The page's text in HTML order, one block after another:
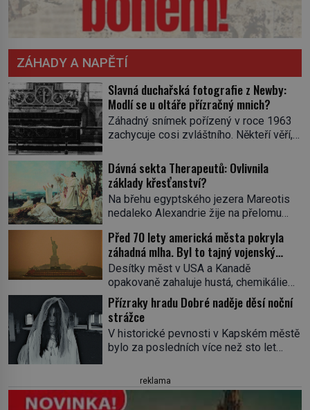
ZÁHADY A NAPĚTÍ
Slavná duchařská fotografie z Newby:
Modlí se u oltáře přízračný mnich?
Záhadný snímek pořízený v roce 1963
zachycuje cosi zvláštního. Někteří věří,
oltáře je duch mnicha ze 16. století s
bílým závojem přes obličej, který
pravděpodobně zakrývá lepru nebo jiné
znetvoření. Jiní jsou skeptičtí a považují
vše za podvod. Jak vlastně vznikla
jedna z nejslavnějších duchařských
fotek? Moderní vyšetřovatelé
paranormálních […]
Dávná sekta Therapeutů: Ovlivnila
základy křesťanství?
Na břehu egyptského jezera Mareotis
nedaleko Alexandrie žije na přelomu
žen. Každý obývá vlastní celu, kde se
věnuje modlitbě, meditaci a studiu textů,
a někdy dlouhé dny nic nepozře. Pro
skupinu se ujme název Therapeuté, a
přestože zřejmě hluboce ovlivní
křesťanství, vůbec nic o nich nevíme…
Jediným svědkem existence […]
Před 70 lety americká města pokryla
záhadná mlha. Byl to tajný vojenský
experiment!
Desítky měst v USA a Kanadě
opakovaně zahaluje hustá, chemikáliemi
páchnoucí mlha…Na kůži tomu, kde se
do ní vydá, ulpívá zvláštní substance
neznámého původu, stejná látka
pokrývá také silnice, auta či střechy
domů a lidé hlásí různé zdravotní potíže
později pravda o původu této mlhy
vychází najevo. Víme ale […]
Přízraky hradu Dobré naděje děsí noční
strážce
V historické pevnosti v Kapském městě
bylo za posledních více než sto let
přízraků. Setkání s nimi jsou tak častá a
děsivá, že se noční hlídači některým
místům komplexu při obhlídkách po
reklama